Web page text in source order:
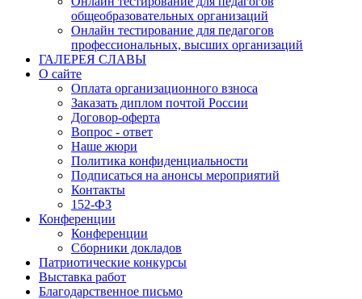
общеобразовательных организаций
Онлайн тестирование для педагогов
профессиональных, высших организаций
ГАЛЕРЕЯ СЛАВЫ
О сайте
Оплата организационного взноса
Заказать диплом почтой России
Договор-оферта
Вопрос - ответ
Наше жюри
Политика конфиденциальности
Подписаться на анонсы мероприятий
Контакты
152-ФЗ
Конференции
Конференции
Сборники докладов
Патриотические конкурсы
Выставка работ
Благодарственное письмо